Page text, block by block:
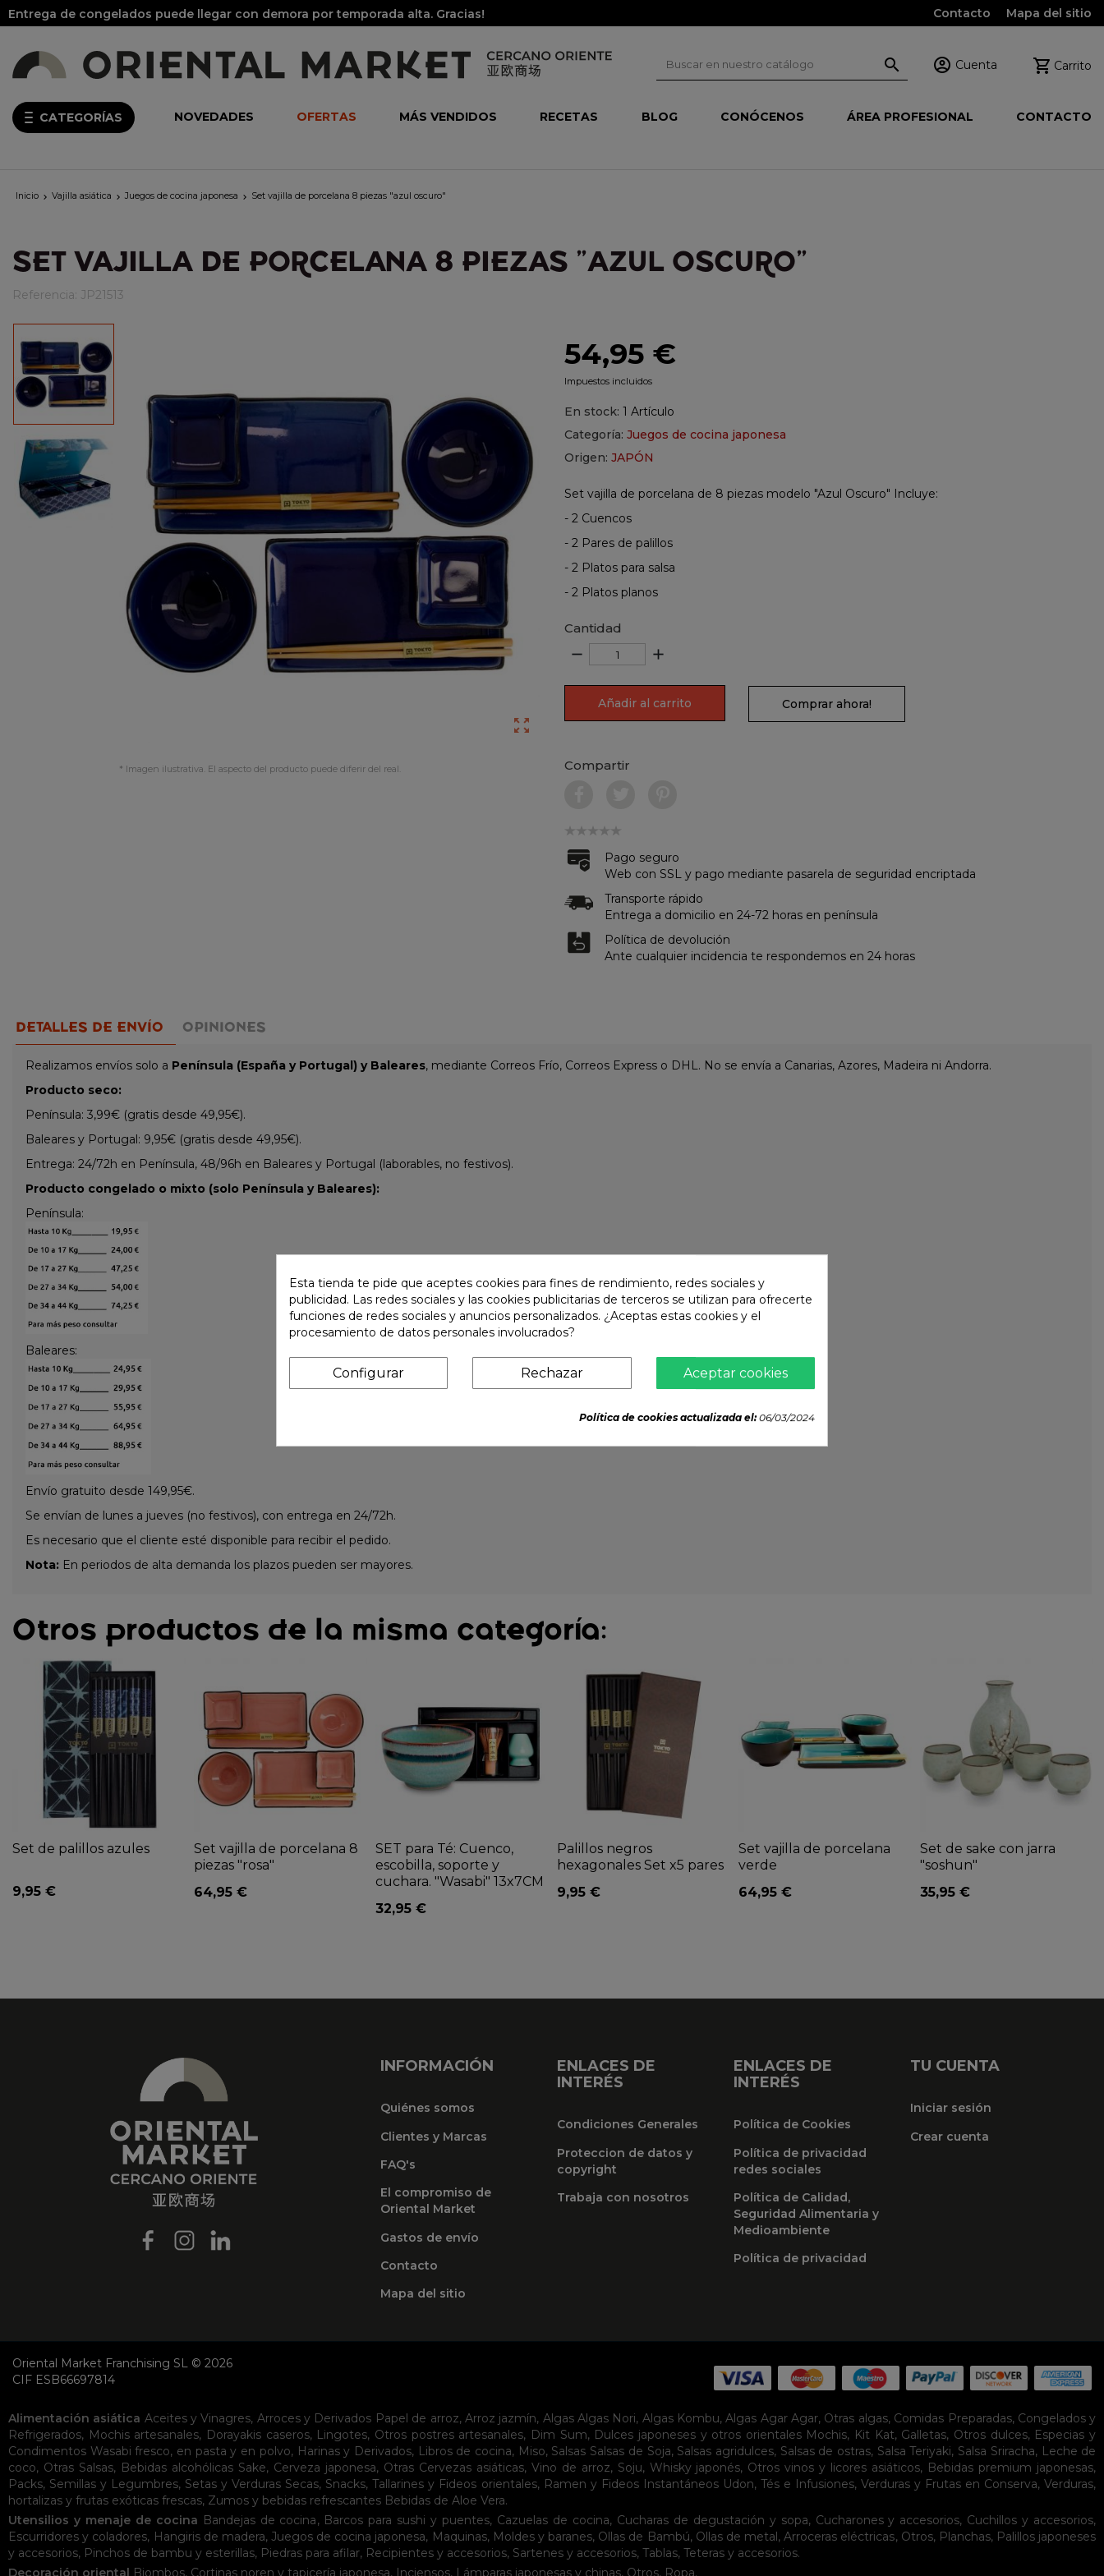
Entrega de congelados puede llegar con demora por temporada alta. Gracias! Contacto Mapa del sitio
  Cuenta  Carrito
CATEGORÍAS NOVEDADES OFERTAS MÁS VENDIDOS RECETAS BLOG CONÓCENOS ÁREA PROFESIONAL CONTACTO
Inicio  Vajilla asiática  Juegos de cocina japonesa  Set vajilla de porcelana 8 piezas "azul oscuro"
SET VAJILLA DE PORCELANA 8 PIEZAS "AZUL OSCURO"
Referencia: JP21513

* Imagen ilustrativa. El aspecto del producto puede diferir del real.
54,95 €
Impuestos incluidos
En stock: 1 Artículo
Categoría: Juegos de cocina japonesa
Origen: JAPÓN
Set vajilla de porcelana de 8 piezas modelo "Azul Oscuro" Incluye:
- 2 Cuencos
- 2 Pares de palillos
- 2 Platos para salsa
- 2 Platos planos
Cantidad
remove add
Añadir al carrito Comprar ahora!
Compartir
Pago seguro
Web con SSL y pago mediante pasarela de seguridad encriptada
Transporte rápido
Entrega a domicilio en 24-72 horas en península
Política de devolución
Ante cualquier incidencia te respondemos en 24 horas
DETALLES DE ENVÍO OPINIONES
Realizamos envíos solo a Península (España y Portugal) y Baleares, mediante Correos Frío, Correos Express o DHL. No se envía a Canarias, Azores, Madeira ni Andorra.
Producto seco:
Península: 3,99€ (gratis desde 49,95€).
Baleares y Portugal: 9,95€ (gratis desde 49,95€).
Entrega: 24/72h en Península, 48/96h en Baleares y Portugal (laborables, no festivos).
Producto congelado o mixto (solo Península y Baleares):
Península:
Baleares:
Envío gratuito desde 149,95€.
Se envían de lunes a jueves (no festivos), con entrega en 24/72h.
Es necesario que el cliente esté disponible para recibir el pedido.
Nota: En periodos de alta demanda los plazos pueden ser mayores.
Otros productos de la misma categoría:
Set de palillos azules
9,95 €
Set vajilla de porcelana 8
piezas "rosa"
64,95 €
SET para Té: Cuenco,
escobilla, soporte y
cuchara. "Wasabi" 13x7CM
32,95 €
Palillos negros
hexagonales Set x5 pares
9,95 €
Set vajilla de porcelana
verde
64,95 €
Set de sake con jarra
"soshun"
35,95 €
INFORMACIÓN
Quiénes somos
Clientes y Marcas
FAQ's
El compromiso de
Oriental Market
Gastos de envío
Contacto
Mapa del sitio
ENLACES DE
INTERÉS
Condiciones Generales
Proteccion de datos y
copyright
Trabaja con nosotros
ENLACES DE
INTERÉS
Política de Cookies
Política de privacidad
redes sociales
Política de Calidad,
Seguridad Alimentaria y
Medioambiente
Política de privacidad
TU CUENTA
Iniciar sesión
Crear cuenta
Oriental Market Franchising SL © 2026
CIF ESB66697814
Alimentación asiática Aceites y Vinagres, Arroces y Derivados Papel de arroz, Arroz jazmín, Algas Algas Nori, Algas Kombu,Algas Agar Agar, Otras algas, Comidas Preparadas, Congelados y
Refrigerados, Mochis artesanales, Dorayakis caseros, Lingotes, Otros postres artesanales, Dim Sum, Dulces japoneses y otros orientales Mochis, Kit Kat, Galletas, Otros dulces, Especias y
Condimentos Wasabi fresco, en pasta y en polvo, Harinas y Derivados, Libros de cocina, Miso, Salsas Salsas de Soja, Salsas agridulces, Salsas de ostras, Salsa Teriyaki, Salsa Sriracha, Leche de
coco, Otras Salsas, Bebidas alcohólicas Sake, Cerveza japonesa, Otras Cervezas asiáticas, Vino de arroz, Soju, Whisky japonés, Otros vinos y licores asiáticos, Bebidas premium japonesas,
Packs, Semillas y Legumbres, Setas y Verduras Secas, Snacks,Tallarines y Fideos orientales, Ramen y Fideos Instantáneos Udon, Tés e Infusiones, Verduras y Frutas en Conserva,Verduras,
hortalizas y frutas exóticas frescas, Zumos y bebidas refrescantes Bebidas de Aloe Vera.
Utensilios y menaje de cocina Bandejas de cocina, Barcos para sushi y puentes, Cazuelas de cocina, Cucharas de degustación y sopa, Cucharones y accesorios, Cuchillos y accesorios,
Escurridores y coladores, Hangiris de madera, Juegos de cocina japonesa, Maquinas, Moldes y baranes, Ollas de Bambú, Ollas de metal,Arroceras eléctricas, Otros, Planchas, Palillos japoneses
y accesorios, Pinchos de bambu y esterillas, Piedras para afilar, Recipientes y accesorios, Sartenes y accesorios, Tablas, Teteras y accesorios.
Decoración oriental Biombos, Cortinas noren y tapicería japonesa, Inciensos, Lámparas japonesas y chinas, Otros, Ropa.
Esta tienda te pide que aceptes cookies para fines de rendimiento, redes sociales y
publicidad. Las redes sociales y las cookies publicitarias de terceros se utilizan para ofrecerte
funciones de redes sociales y anuncios personalizados. ¿Aceptas estas cookies y el
procesamiento de datos personales involucrados?
Aceptar cookies
Rechazar
Configurar
Política de cookies actualizada el:06/03/2024